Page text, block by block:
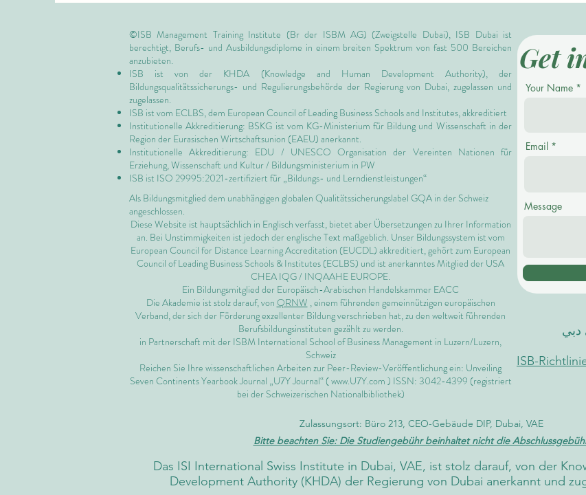
©ISB Management Training Institute (Br der ISBM AG) (Zweigstelle Dubai), ISB Dubai ist
berechtigt, Berufs- und Ausbildungsdiplome in einem breiten Spektrum von fast 500 Bereichen
anzubieten.
ISB ist vonder KHDA (Knowledge and Human Development Authority),der
Bildungsqualitätssicherungs- und Regulierungsbehörde der Regierung von Dubai, zugelassen und
zugelassen.
ISB ist vom ECLBS, dem European Council of Leading Business Schools and Institutes,akkreditiert
Institutionelle Akkreditierung: BSKG ist vom KG-Ministerium für Bildung und Wissenschaft in der
Region der Eurasischen Wirtschaftsunion (EAEU) anerkannt.
Institutionelle Akkreditierung: EDU / UNESCO Organisation der Vereinten Nationen für
Erziehung, Wissenschaft und Kultur / Bildungsministerium in PW
ISB ist ISO 29995:2021-zertifiziert für „Bildungs- und Lerndienstleistungen“
Als Bildungsmitglied dem unabhängigen globalen Qualitätssicherungslabel GQA in der Schweiz
angeschlossen.
Diese Website ist hauptsächlich in Englisch verfasst, bietet aber Übersetzungen zu Ihrer Information
an. Bei Unstimmigkeiten ist jedoch der englische Text maßgeblich. Unser Bildungssystem ist vom
European Council for Distance Learning Accreditation (EUCDL) akkreditiert, gehört zum European
Council of Leading Business Schools & Institutes (ECLBS) und ist anerkanntes Mitglied der USA
CHEA IQG / INQAAHE EUROPE.
Ein Bildungsmitglied der Europäisch-Arabischen Handelskammer EACC
Die Akademie ist stolz darauf, von QRNW , einem führenden gemeinnützigen europäischen
Verband, der sich der Förderung exzellenter Bildung verschrieben hat, zu den weltweit führenden
Berufsbildungsinstituten gezählt zu werden.
in Partnerschaft mit der ISBM International School of Business Management in Luzern/Luzern,
Schweiz
Reichen Sie Ihre wissenschaftlichen Arbeiten zur Peer-Review-Veröffentlichung ein: Unveiling
Seven Continents Yearbook Journal „U7Y Journal“ (www.U7Y.com ) ISSN: 3042-4399 (registriert
bei der Schweizerischen Nationalbibliothek)
Get
Your Name
Email
Message
دبي
ISB-
Zulassungsort: Büro 213, CEO-Gebäude DIP, Dubai, VAE
Bitte beachten Sie: Die Studiengebühr beinhaltet nicht die
Das ISI International Swiss Institute in Dubai, VAE, ist stolz darauf, von der
Development Authority (KHDA) der Regierung von Dubai anerkannt und